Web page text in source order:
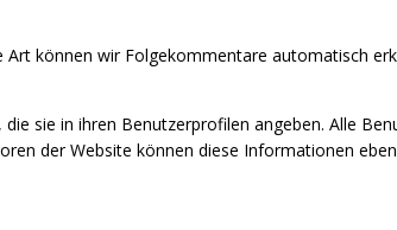
können wir Folgekommentare automatisch
sie in ihren Benutzerprofilen angeben. Alle
der Website können diese Informationen